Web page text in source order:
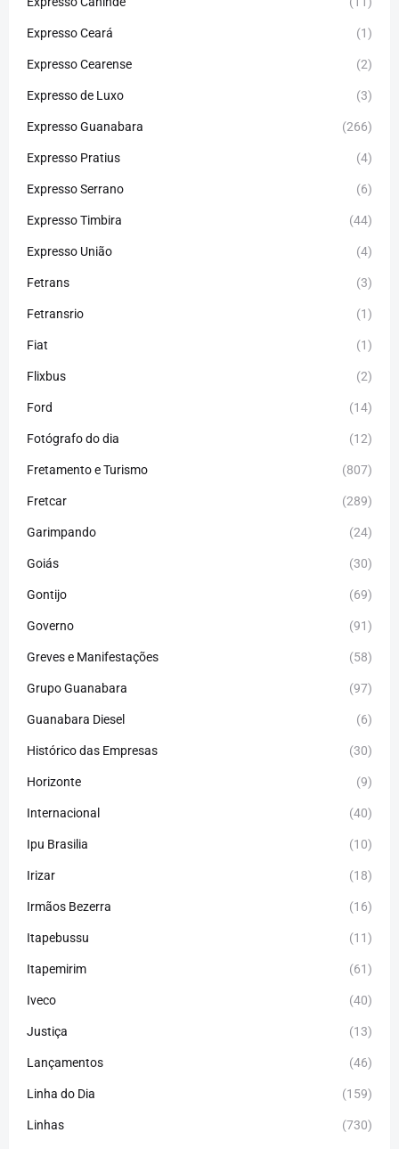
Expresso Ceará (1)
Expresso Cearense (2)
Expresso de Luxo (3)
Expresso Guanabara (266)
Expresso Pratius (4)
Expresso Serrano (6)
Expresso Timbira (44)
Expresso União (4)
Fetrans (3)
Fetransrio (1)
Fiat (1)
Flixbus (2)
Ford (14)
Fotógrafo do dia (12)
Fretamento e Turismo (807)
Fretcar (289)
Garimpando (24)
Goiás (30)
Gontijo (69)
Governo (91)
Greves e Manifestações (58)
Grupo Guanabara (97)
Guanabara Diesel (6)
Histórico das Empresas (30)
Horizonte (9)
Internacional (40)
Ipu Brasilia (10)
Irizar (18)
Irmãos Bezerra (16)
Itapebussu (11)
Itapemirim (61)
Iveco (40)
Justiça (13)
Lançamentos (46)
Linha do Dia (159)
Linhas (730)